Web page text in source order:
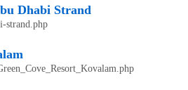
Dhabi Strand
strand.php